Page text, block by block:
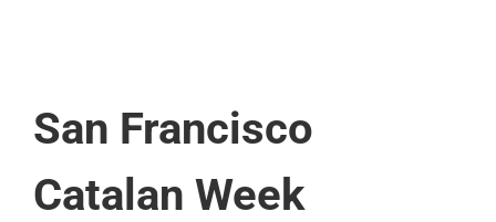
San Francisco
Catalan Week